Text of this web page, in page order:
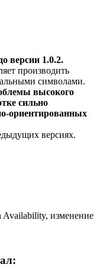
версии 1.0.2.
производить
символами.
высокого
сильно
ориентированных
версиях.
изменение